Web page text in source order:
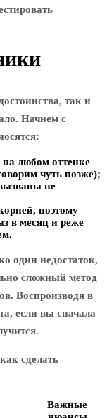
так и
Начнем с
любом оттенке
чуть позже);
не
поэтому
в месяц и реже
один недостаток,
сложный метод
Воспроизводя в
если вы сначала
Важные